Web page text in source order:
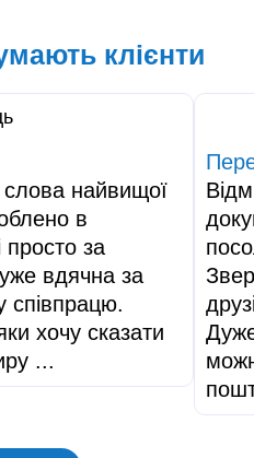
клієнти
слова найвищої
в
просто за
вдячна за
співпрацю.
хочу сказати
...